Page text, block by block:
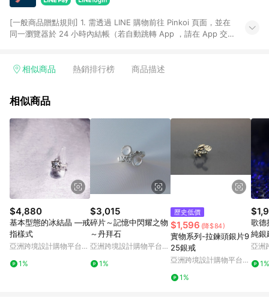
[一般商品贈點規則] 1. 需透過 LINE 購物前往 Pinkoi 頁面，並在
同一瀏覽器於 24 小時內結帳（若自動跳轉 App ，請在 App 交
回饋訂單不得享有 Pinkoi 站方優惠，例如首購優惠，P coins，
行為，不具贈點資格，部分退款不在此限。 6. APP 請更新至
貨後 45 天後發送。 8. 群眾募資商品，禮物卡，開館保證金，補
運費，攤位費等不具贈點資格。 9. LINE 購物站上之商品規格、
顏色、價位、贈品如與 Pinkoi 商品資訊頁及購物車不符，以
Pinkoi 購物商品資訊頁及購物車標示為準。 10. 點數紅包使用規
則請以點數紅包活動說明為準。 11. 若於 LINE 購物前往 Pinkoi
頁面後才首次下載 Pinkoi APP 並完成訂單，不符合導購資格；承
上，首次下載 Pinkoi APP 後，需透過 LINE 購物前往 Pinkoi 頁
面，方享導購資格。
相似商品 熱銷排行榜 商品描述
相似商品
$4,880
基本型態的冰結晶 —戒
指樣式
亞洲跨境設計購物平台
1%
$3,015
碎片～記憶中閃耀之物
～丹拜石
亞洲跨境設計購物平台
1%
歷史低價
$1,596 (降$84)
實物系列-拉鍊頭銀片9
25銀戒
亞洲跨境設計購物平台
1%
歌德
純銀
亞洲
1%